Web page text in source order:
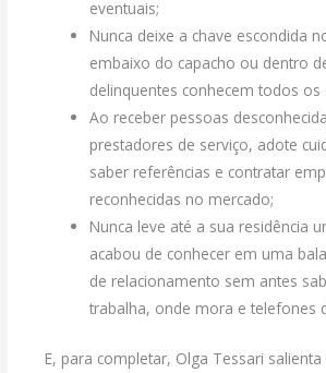
eventuais;
Nunca deixe a chave escondida
embaixo do capacho ou dentro
delinquentes conhecem todos os
Ao receber pessoas
prestadores de serviço, adote
saber referências e contratar
reconhecidas no mercado;
Nunca leve até a sua residência
acabou de conhecer em uma
de relacionamento sem antes
trabalha, onde mora e telefones
E, para completar, Olga Tessari